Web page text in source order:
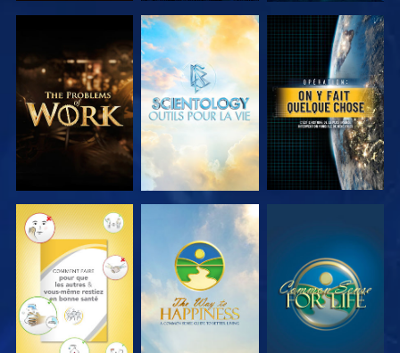
DÉCOUVRIR
LES SÉRIES
DÉCOUVRIR
LES SÉRIES
REGARDER
REGARDER REGARDER REGARDER